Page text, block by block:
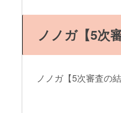
ノノガ【5次
ノノガ【5次審査の結